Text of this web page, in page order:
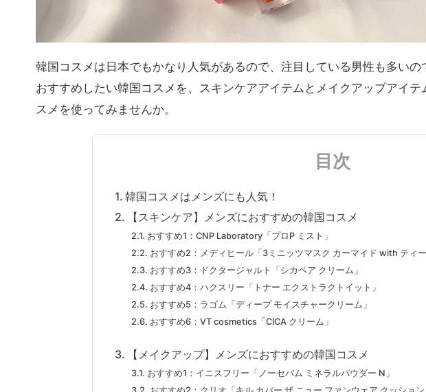
韓国コスメは日本でもかなり人気があるので、注目している男性も多い
おすすめしたい韓国コスメを、スキンケアアイテムとメイクアップアイ
スメを使ってみませんか。
目次
韓国コスメはメンズにも人気！
【スキンケア】メンズにおすすめの韓国コスメ
おすすめ1：CNP Laboratory「プロP ミスト」
おすすめ2：メディヒール「3ミニッツマスク カーマイド with ティー
おすすめ3：ドクタージャルト「シカペア クリーム」
おすすめ4：ハクスリー「トナー エクストラクトイット」
おすすめ5：ラゴム「ディープ モイスチャークリーム」
おすすめ6：VT cosmetics「CICA クリーム」
【メイクアップ】メンズにおすすめの韓国コスメ
おすすめ1：イニスフリー「ノーセバム ミネラルパウダー N」